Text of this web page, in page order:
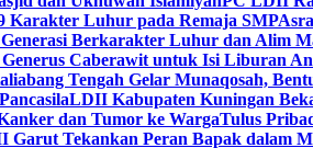
Karakter Luhur pada Remaja SMP
Berkarakter Luhur dan Alim
Caberawit untuk Isi Liburan
Tengah Gelar Munaqosah,
LDII Kabupaten Kuningan
dan Tumor ke WargaTulus
Garut Tekankan Peran Bapak dalam